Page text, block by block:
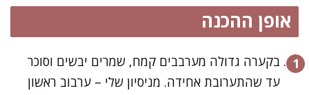
אופן ההכנה
בקערה גדולה מערבבים קמח, שמרים יבשים וסוכר
עד שהתערובת אחידה. מניסיון שלי – ערבוב ראשון